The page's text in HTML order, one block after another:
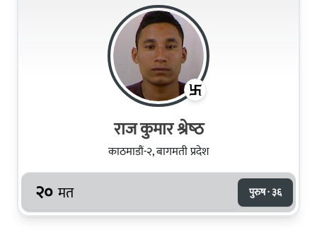
राज कुमार श्रेष्‍ठ
काठमाडौं-२, बागमती प्रदेश
२० मत पुरुष · ३६